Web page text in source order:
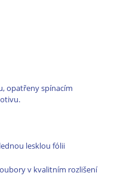
opatřeny spínacím
lesklou fólii
v kvalitním rozlišení